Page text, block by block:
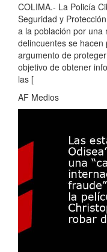
COLIMA.- La Policía
Seguridad y
a la población por una
delincuentes se
argumento de
objetivo de obtener
las [
AF Medios